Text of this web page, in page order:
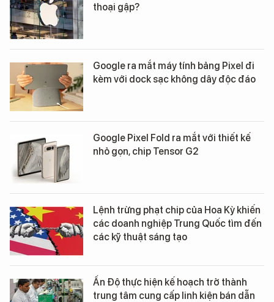
thoại gập?
Google ra mắt máy tính bảng Pixel đi
kèm với dock sạc không dây độc đáo
Google Pixel Fold ra mắt với thiết kế
nhỏ gọn, chip Tensor G2
Lệnh trừng phạt chip của Hoa Kỳ khiến
các doanh nghiệp Trung Quốc tìm đến
các kỹ thuật sáng tạo
Ấn Độ thực hiện kế hoạch trở thành
trung tâm cung cấp linh kiện bán dẫn